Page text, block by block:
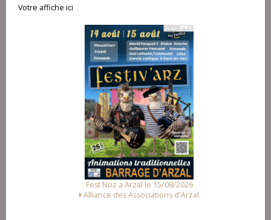
Votre affiche ici
Fest Noz a Arzal le 15/08/2026
Alliance des Associations d'Arzal